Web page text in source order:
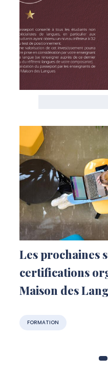
Les prochaines
certifications
Maison des
FORMATION